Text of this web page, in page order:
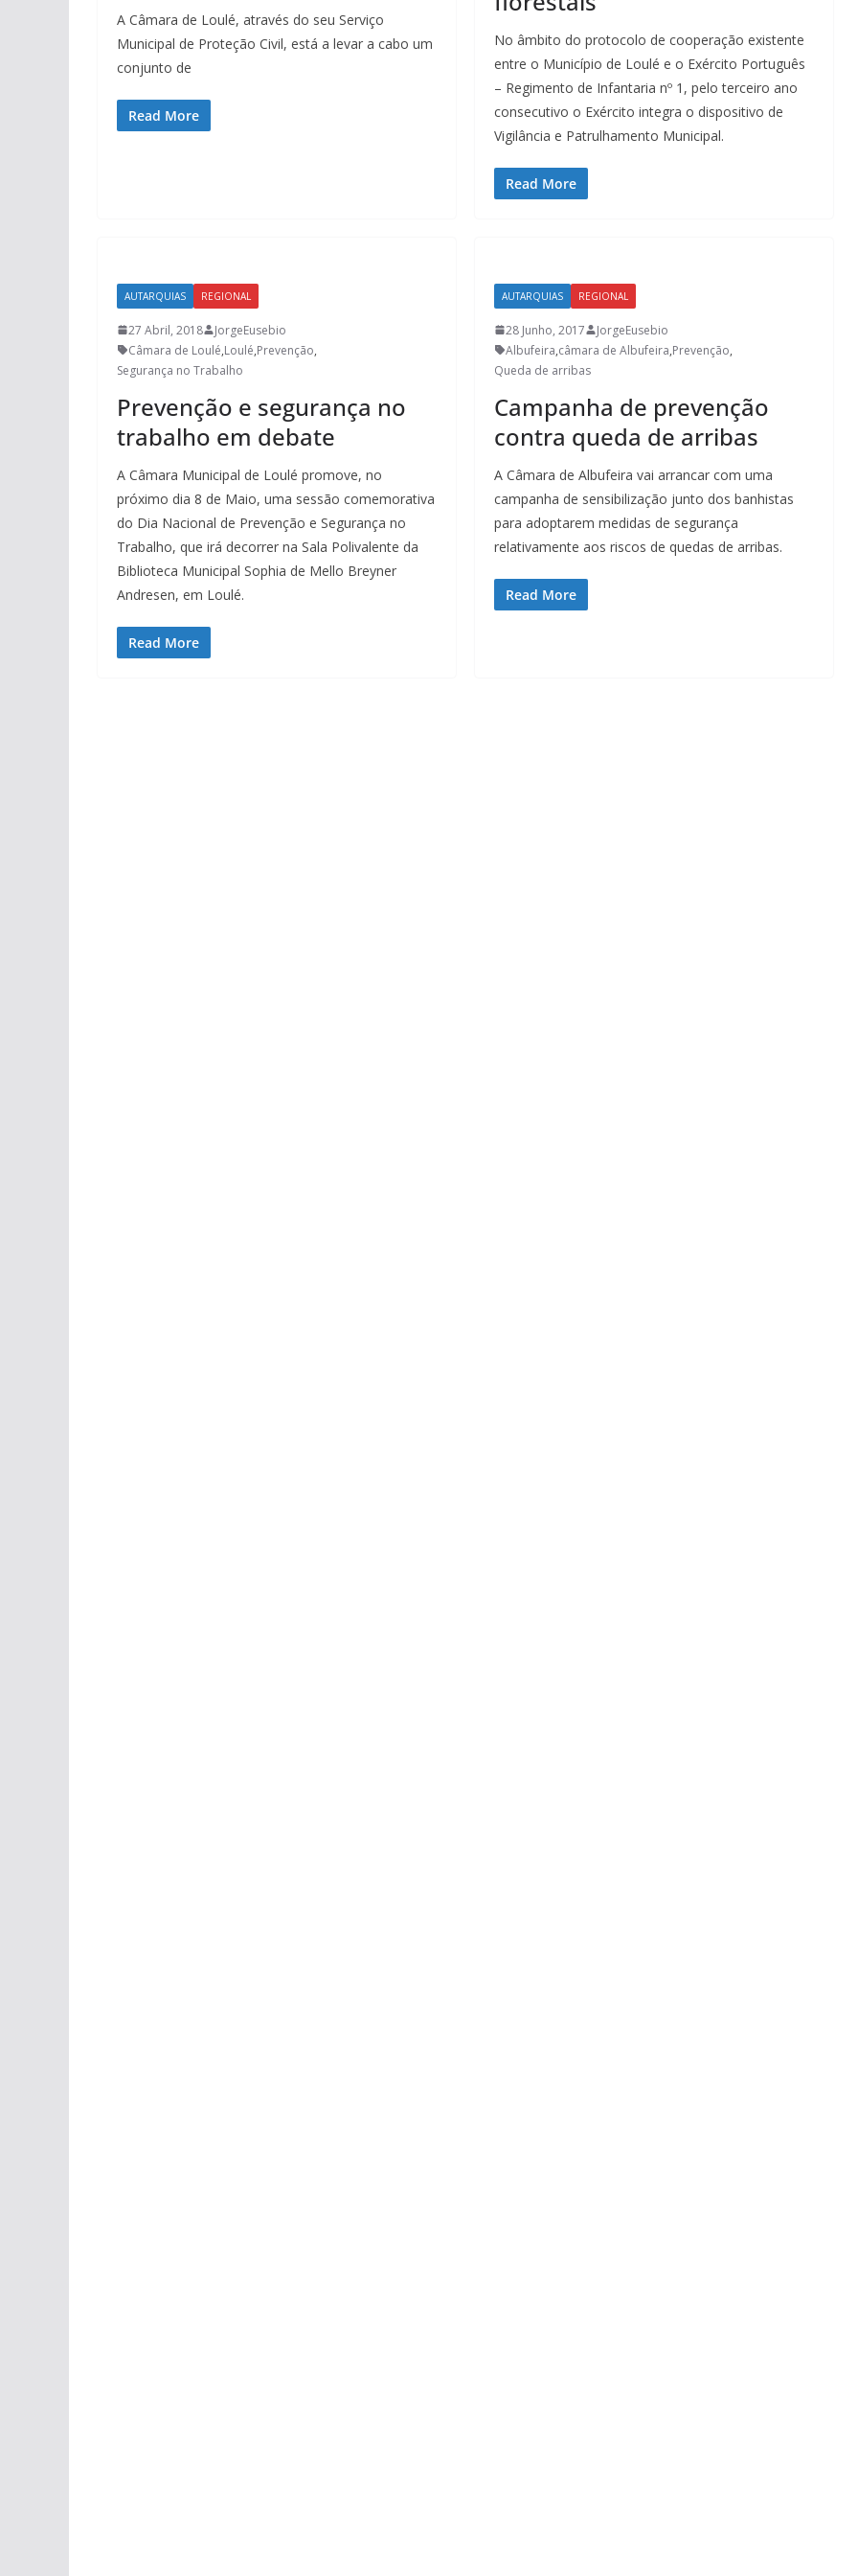
A Câmara de Loulé​, através do seu Serviço
Municipal de Proteção Civil, está a levar a cabo um
conjunto de
Read More
No âmbito do protocolo de cooperação existente
entre o Município de Loulé e o Exército Português
– Regimento de Infantaria nº 1, pelo terceiro ano
consecutivo o Exército integra o dispositivo de
Vigilância e Patrulhamento Municipal.
Read More
AUTARQUIAS REGIONAL
27 Abril, 2018
JorgeEusebio
Câmara de Loulé,Loulé,Prevenção,
Segurança no Trabalho
Prevenção e segurança no
trabalho em debate
A Câmara Municipal de Loulé promove, no
próximo dia 8 de Maio, uma sessão comemorativa
do Dia Nacional de Prevenção e Segurança no
Trabalho, que irá decorrer na Sala Polivalente da
Biblioteca Municipal Sophia de Mello Breyner
Andresen, em Loulé.
Read More
AUTARQUIAS REGIONAL
28 Junho, 2017
JorgeEusebio
Albufeira,câmara de Albufeira,Prevenção,
Queda de arribas
Campanha de prevenção
contra queda de arribas
A Câmara de Albufeira vai arrancar com uma
campanha de sensibilização junto dos banhistas
para adoptarem medidas de segurança
relativamente aos riscos de quedas de arribas.
Read More
Lagos – A quem pertence a parte superior da
sacristia da Igreja de Santa Maria?!…